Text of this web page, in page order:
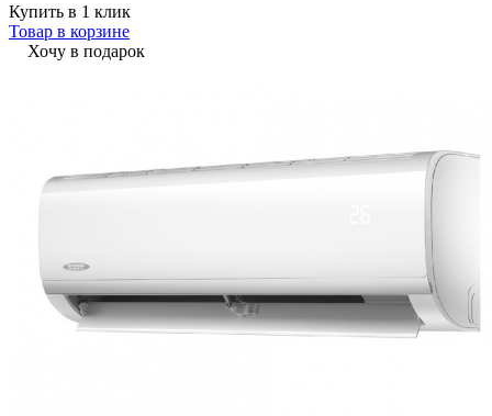
Купить в 1 клик
Товар в корзине
Хочу в подарок